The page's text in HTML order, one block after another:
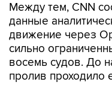
Между тем, CNN
данные
движение через
сильно
восемь судов. До
пролив проходило